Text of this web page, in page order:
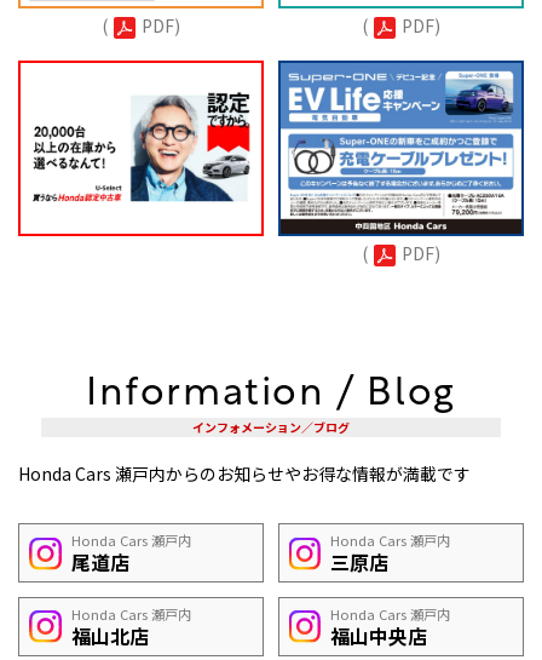
( PDF) ( PDF)
( PDF)
Information / Blog
インフォメーション／ブログ
Honda Cars 瀬戸内からのお知らせやお得な情報が満載です
Honda Cars 瀬戸内
尾道店
Honda Cars 瀬戸内
三原店
Honda Cars 瀬戸内
福山北店
Honda Cars 瀬戸内
福山中央店